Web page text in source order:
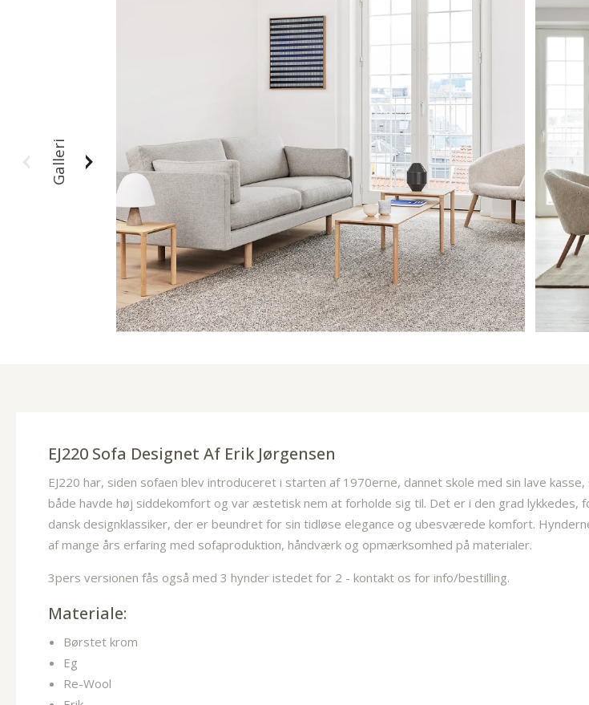
Galleri
EJ220 Sofa Designet Af Erik Jørgensen
EJ220 har, siden sofaen blev introduceret i starten af 1970erne, dannet skole med sin lave
både havde høj siddekomfort og var æstetisk nem at forholde sig til. Det er i den grad lykkedes,
dansk designklassiker, der er beundret for sin tidløse elegance og ubesværede komfort.
af mange års erfaring med sofaproduktion, håndværk og opmærksomhed på materialer.
3pers versionen fås også med 3 hynder istedet for 2 - kontakt os for info/bestilling.
Materiale:
Børstet krom
Eg
Re-Wool